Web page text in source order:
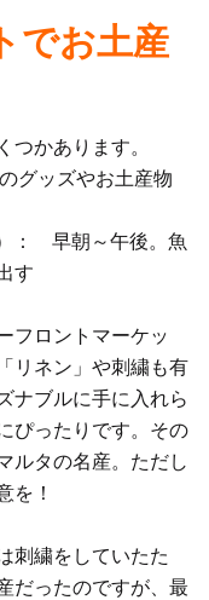
でお土産
つかあります。
グッズやお土産物
： 早朝～午後。魚
す
フロントマーケッ
リネン」や刺繍も有
ナブルに手に入れら
ぴったりです。その
ルタの名産。ただし
を！
刺繍をしていたた
だったのですが、最